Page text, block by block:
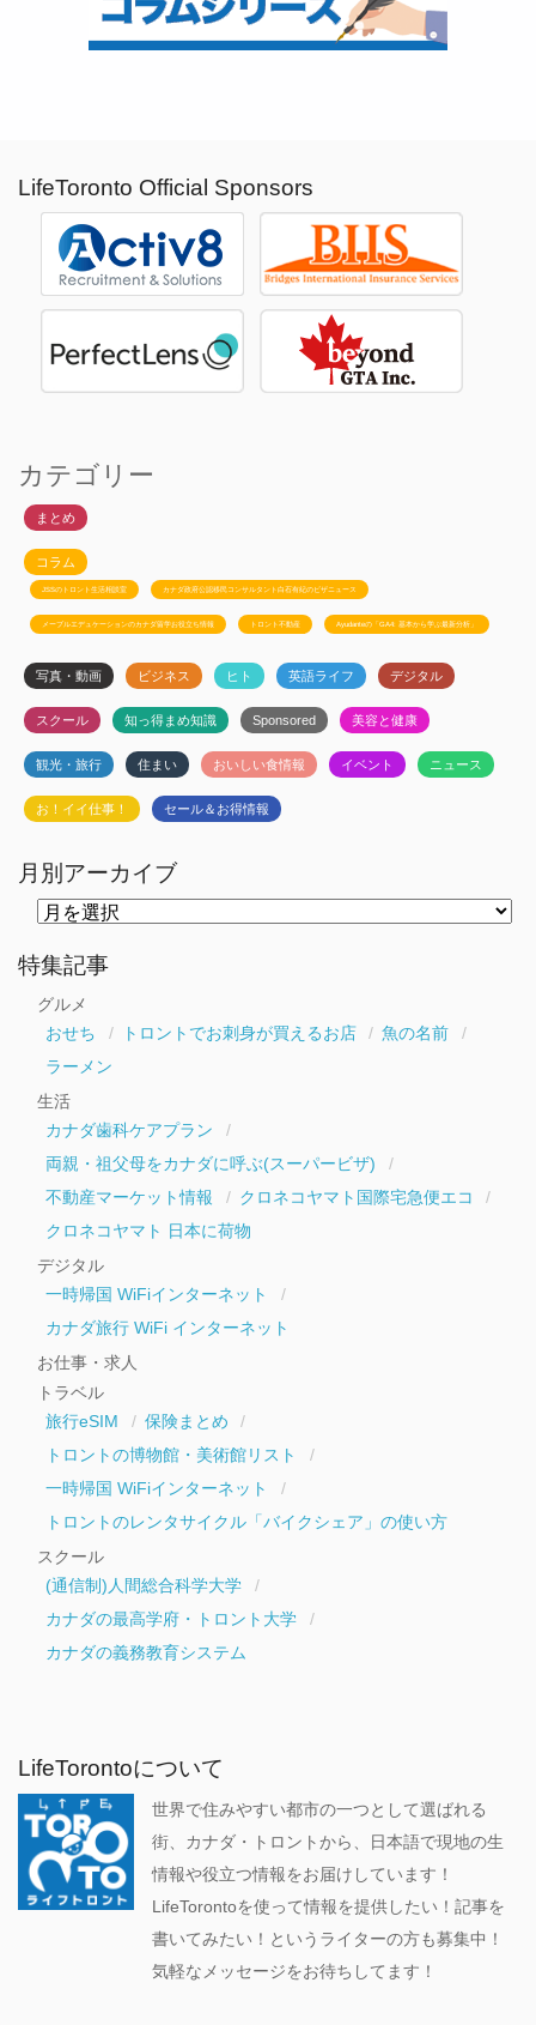
LifeToronto Official Sponsors
カテゴリー
まとめ
コラム
JSSのトロント生活相談室 カナダ政府公認移民コンサルタント白石有紀のビザニュース
メープルエデュケーションのカナダ留学お役立ち情報 トロント不動産 Ayudanteの「GA4: 基本から学ぶ最新分析」
写真・動画 ビジネス ヒト 英語ライフ デジタル
スクール 知っ得まめ知識 Sponsored 美容と健康
観光・旅行 住まい おいしい食情報 イベント ニュース
お！イイ仕事！ セール＆お得情報
月別アーカイブ
ー
カ
特集記事
グルメ
おせち
トロントでお刺身が買えるお店
魚の名前
ラーメン
生活
カナダ歯科ケアプラン
両親・祖父母をカナダに呼ぶ(スーパービザ)
不動産マーケット情報
クロネコヤマト国際宅急便エコ
クロネコヤマト 日本に荷物
デジタル
一時帰国 WiFiインターネット
カナダ旅行 WiFi インターネット
お仕事・求人
トラベル
旅行eSIM
保険まとめ
トロントの博物館・美術館リスト
一時帰国 WiFiインターネット
トロントのレンタサイクル「バイクシェア」の使い方
スクール
(通信制)人間総合科学大学
カナダの最高学府・トロント大学
カナダの義務教育システム
LifeTorontoについて
世界で住みやすい都市の一つとして選ばれる
街、カナダ・トロントから、日本語で現地の生
情報や役立つ情報をお届けしています！
LifeTorontoを使って情報を提供したい！記事を
書いてみたい！というライターの方も募集中！
気軽なメッセージをお待ちしてます！